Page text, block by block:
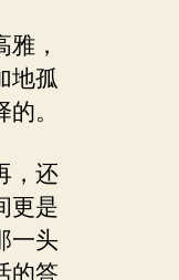
，
地孤
。
，还
更是
一头
的答